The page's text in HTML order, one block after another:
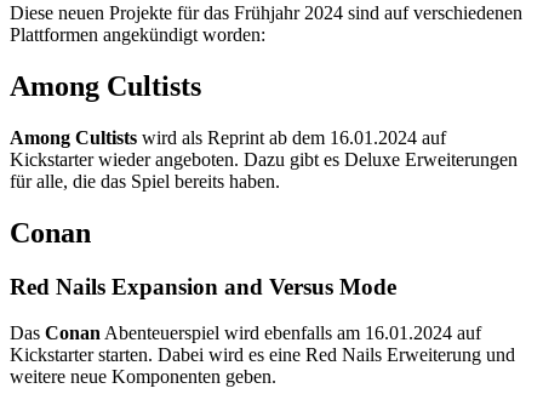
Diese neuen Projekte für das Frühjahr 2024 sind auf verschiedenen
Plattformen angekündigt worden:
Among Cultists
Among Cultists wird als Reprint ab dem 16.01.2024 auf
Kickstarter wieder angeboten. Dazu gibt es Deluxe Erweiterungen
für alle, die das Spiel bereits haben.
Conan
Red Nails Expansion and Versus Mode
Das Conan Abenteuerspiel wird ebenfalls am 16.01.2024 auf
Kickstarter starten. Dabei wird es eine Red Nails Erweiterung und
weitere neue Komponenten geben.